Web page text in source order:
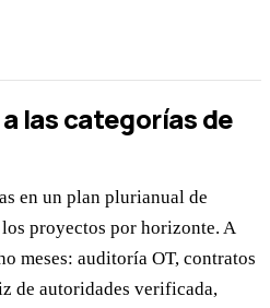
las categorías de
en un plan plurianual de
proyectos por horizonte. A
meses: auditoría OT, contratos
de autoridades verificada,